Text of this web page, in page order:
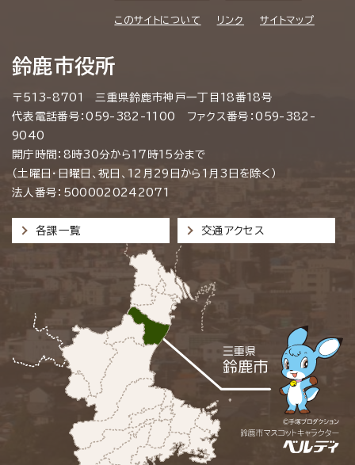
このサイトについて リンク サイトマップ
鈴鹿市役所
〒513-8701 三重県鈴鹿市神戸一丁目18番18号
代表電話番号：059-382-1100 ファクス番号：059-382-
9040
開庁時間：8時30分から17時15分まで
（土曜日・日曜日、祝日、12月29日から1月3日を除く）
法人番号：5000020242071
各課一覧 交通アクセス